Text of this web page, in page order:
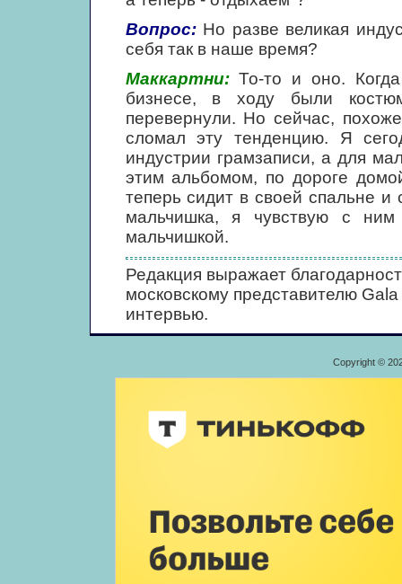
Вопрос:Но разве великая
себя так в наше время?
Маккартни:То-то и оно.
бизнесе, в ходу были
перевернули. Но сейчас,
сломал эту тенденцию. Я
индустрии грамзаписи, а для
этим альбомом, по дороге
теперь сидит в своей спальне
мальчишка, я чувствую с
мальчишкой.
Редакция выражает
московскому представителю
интервью.
Copyright ©